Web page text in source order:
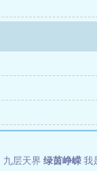
九层天界 绿茵峥嵘 我